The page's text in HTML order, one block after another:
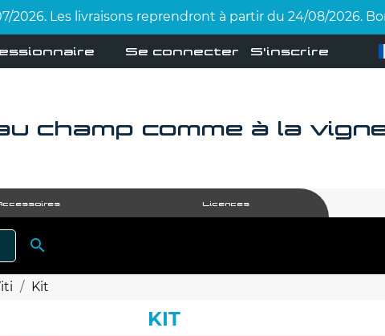
Les livraisons reprendront à partir du 24/08/2026.
Se connecter S'inscrire
champ comme à la
Licences
RECHERCHER
Kit
KIT